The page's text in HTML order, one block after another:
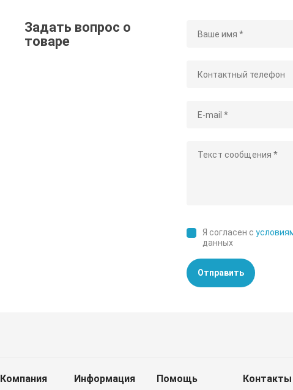
Задать вопрос о
товаре
Я согласен с
данных
Отправить
Компания Информация Помощь
Контакты